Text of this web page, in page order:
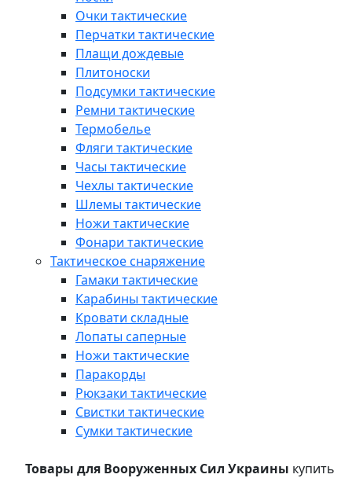
Очки тактические
Перчатки тактические
Плащи дождевые
Плитоноски
Подсумки тактические
Ремни тактические
Термобелье
Фляги тактические
Часы тактические
Чехлы тактические
Шлемы тактические
Ножи тактические
Фонари тактические
Тактическое снаряжение
Гамаки тактические
Карабины тактические
Кровати складные
Лопаты саперные
Ножи тактические
Паракорды
Рюкзаки тактические
Свистки тактические
Сумки тактические
Товары для Вооруженных Сил Украины купить